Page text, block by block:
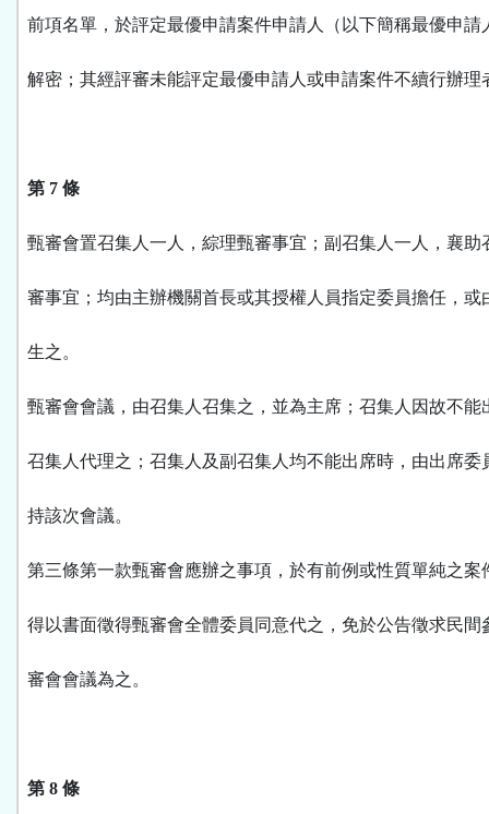
前項名單，於評定最優申請案件申請人（以下簡稱最優申請
解密；其經評審未能評定最優申請人或申請案件不續行辦理
第 7 條
甄審會置召集人一人，綜理甄審事宜；副召集人一人，襄助
審事宜；均由主辦機關首長或其授權人員指定委員擔任，或
生之。
甄審會會議，由召集人召集之，並為主席；召集人因故不能
召集人代理之；召集人及副召集人均不能出席時，由出席委
持該次會議。
第三條第一款甄審會應辦之事項，於有前例或性質單純之案
得以書面徵得甄審會全體委員同意代之，免於公告徵求民間
審會會議為之。
第 8 條